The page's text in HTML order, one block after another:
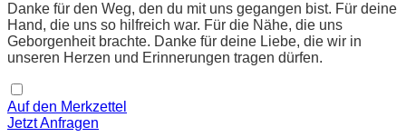
Danke für den Weg, den du mit uns gegangen bist. Für deine
Hand, die uns so hilfreich war. Für die Nähe, die uns
Geborgenheit brachte. Danke für deine Liebe, die wir in
unseren Herzen und Erinnerungen tragen dürfen.
Auf den Merkzettel
Jetzt Anfragen